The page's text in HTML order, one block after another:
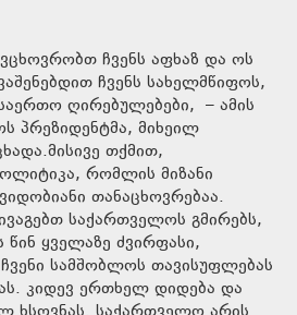
ჩვენს აფხაზ და ოს
ჩვენს სახელმწიფოს,
ღირებულებები, – ამის
პრეზიდენტმა, მიხეილ
თქმით,
რომლის მიზანი
თანაცხოვრებაა.
საქართველოს გმირებს,
ყველაზე ძვირფასი,
სამშობლოს თავისუფლებას
კიდევ ერთხელ დიდება და